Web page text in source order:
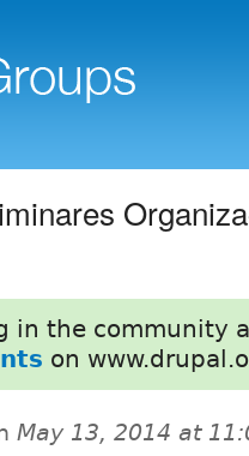
in the community
on
May 13, 2014 at